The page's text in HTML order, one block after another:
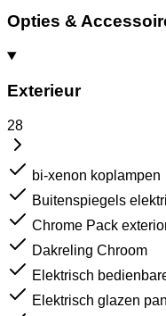
Opties &
Exterieur
28
bi-xenon koplampen
Buitenspiegels
Chrome Pack
Dakreling Chroom
Elektrisch
Elektrisch glazen